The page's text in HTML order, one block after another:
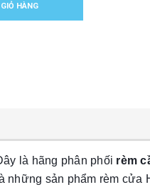
HÀNG
là hãng phân phối rèm
những sản phẩm rèm